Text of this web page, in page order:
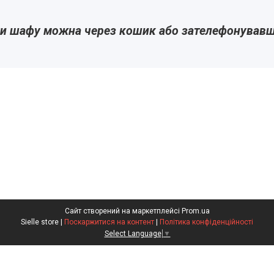
шафу можна через кошик або
Сайт створений на маркетплейсі Prom.ua
Поскаржитися на контент
Політика конфіденційності
Select Language ▼